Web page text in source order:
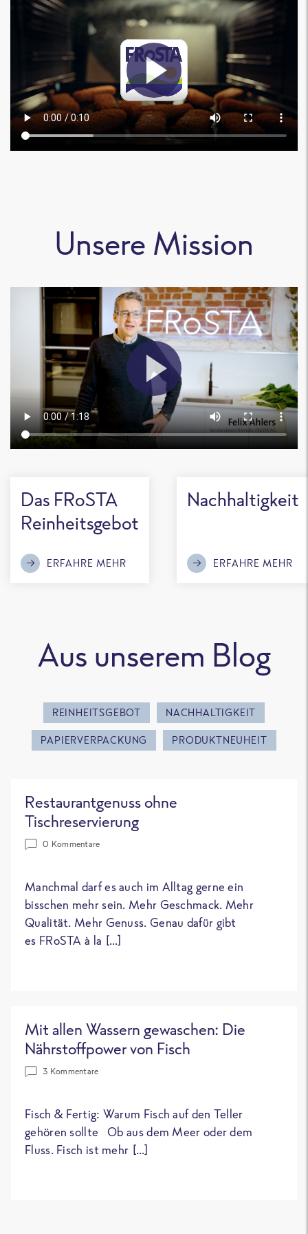
Unsere Mission
Das FRoSTA
Reinheitsgebot
ERFAHRE MEHR
Nachhaltigkeit
ERFAHRE MEHR
Aus unserem Blog
REINHEITSGEBOT NACHHALTIGKEIT
PAPIERVERPACKUNG PRODUKTNEUHEIT
Restaurantgenuss ohne
Tischreservierung
0 Kommentare
Manchmal darf es auch im Alltag gerne ein
bisschen mehr sein. Mehr Geschmack. Mehr
Qualität. Mehr Genuss. Genau dafür gibt
es FRoSTA à la […]
Mit allen Wassern gewaschen: Die
Nährstoffpower von Fisch
3 Kommentare
Fisch & Fertig: Warum Fisch auf den Teller
gehören sollte Ob aus dem Meer oder dem
Fluss. Fisch ist mehr […]